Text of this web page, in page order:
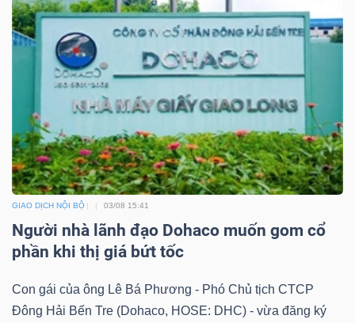
GIAO DỊCH NỘI BỘ 03/08 15:41
Người nhà lãnh đạo Dohaco muốn gom cổ
phần khi thị giá bứt tốc
Con gái của ông Lê Bá Phương - Phó Chủ tịch CTCP
Đông Hải Bến Tre (Dohaco, HOSE: DHC) - vừa đăng ký
tích
(-)
Thuật
ngữ
(-)
Dịch
vụ